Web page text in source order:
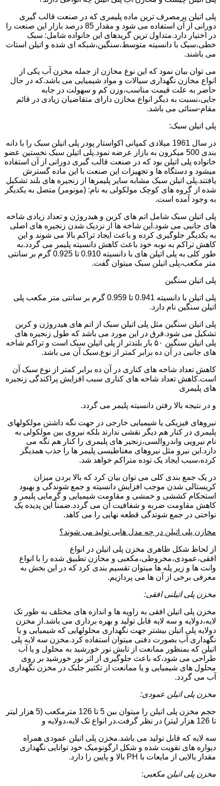
پلی اتیلن پرمصرف ترین ماده پلیمری که در صنعت قالب گیری
دورانی از آن استفاده می شود و مقدار 85 درصد بازار این صنعت را
در اختیار دارد.متداول ترین گریدهای این خانواده شامل: سبک
خطی،سبک با دانسیته متوسط،سنگین،شبکه ای شده و اتیلن استات
می باشند.
می توان بیان نمود که این نوع مخازن از جمله مخزن آب یکی از
انواع مخازن نگهداری سیالات و مواد شیمیایی می باشد.که در حال
حاضر به علت قیمت مناسب،وزن کم و سهولت در جابه
جایی،نسبت به دیگر انواع مخازن دارای متقاضیان زیادی در قائم
مقام-سنائی می باشد.
پلی اتیلن سبک:
در سال 1961 میلادی کمپانی اکواستار پودر پلی اتیلن سبک را با دانه
بندی 500 میکرون به بازار عرضه نمود.پلی اتیلن سبک نخستین عضو
خانواده پلی اتیلن بود که در صنعت قالب گیری دورانی از آن استفاده
میشود و دستگاه ها و تجهیزات این صنعت با این ماده گسترش
یافتند.پلی اتیلن سبک مشابه سایر پلیمرها از زنجیره های بلند تشکیل
شده از گروه های کوچک مولکولی به نام: (مونومر) متصل به یکدیگر
به وجود آمده است.
پلی اتیلن سبک شامل اتم های کربن و هیدروژن و تعداد زیادی شاخه
های جانبی می شود.این شاخه ها از نزدیک شدن زنجیره های اصلی
به یکدیگر جلوگیری کرده و باعث ایجاد تراکم بالا می شوند و این
کاهش تراکم به نوبه خود باعث کاهش دانسیته پلیمر می گردد.به
طور کلی به پلی اتیلن های با دانسیته 0.910 تا 0.925 گرم بر سانتی
متر مکعب،پلی اتیلن سبک میتوان گفت.
پلی اتیلن سنگین
پلی اتیلن با دانسیته 0.941 تا 0.959 گرم بر سانتی متر مکعب پلی
اتیلن سنگین نام دارد.
پلی اتیلن سنگین مثل پلی اتیلن سبک از اتم های هیدروژن و کربن
تشکیل می شود.فرق در این مورد می باشد که طول زنجیره های
پلی اتیلن سنگین ۵۰ بار بلندتر از پلی اتیلن سبک است و تراکم شاخه
های جانبی در آن ده برابر کمتر از نوع.سبک آن می باشد.
کاهش تعداد شاخه های کناری در آن ده برابر کمتر از نوع سبک آن
است.کاهش تعداد شاخه های کناری سبب افزایش پراکندگی زنجیره
های پلیمری
و در نتیجه بالا رفتن دانسیته پلیمر می گردد.
نیروهای فیزیکی یا شیمیایی خارجی در جهت نگه داشتن مولکولهای
پلیمری در کنار هم دیگر نقشی ندارند بلکه نیروی بین مولکولی به
نام نیرویی واندروالسی،زنجیر های پلیمری را کنار هم نگه می
دارد.این نیرو مثل نیروهای مغناطیسی پلیمر ها را جذب همدیگر
کرده،سبب ایجاد یک توده متراکم خواهد شد.
در یک جمع بندی کلی می توان بیان کرد که بالا بردن میزان
کریستالی شدن موجب افزایش دانسیته و جمع شوندگی و بهبود
استحکام کششی و خمشی و مقاومت شیمیایی و گرمایی پلیمر و
کاهش مقاومت ضربه و شفافیت آن می گردد.ضمناً این پدیده یک
نواختی در جمع شوندگی قطعه نهایی را می کاهد.
مخازن پلی اتیلن در چه مدل هایی تولید می شوند؟
از لحاظ شکل ظاهری مخزن پلی اتیلن در انواع
افقی،عمودی،مخروطی،مکعبی و مخازن تطبیق شده را با انواع
وانت ها و زیر پله ها میتوان تقسیم بندی کرد که در این بخش به
معرفی برخی از آن ها می پردازیم.
مخزن پلی اتیلنی افقی:
مخزن پلی اتیلن افقی به زاویه ها و اندازه های مختلف به طور تک
لایه،دولایه و سه لایه قابل تولید و بهره برداری می باشد.از مخزن
دولایه پلی اتیلن بیشتر جهت نگهداری محلولهایی که شیمیایی و یا
نگهداری آب بصورت دفنی میتوان استفاده کرد.مخزن سه لایه پلی
اتیلن که بمنظور ممانعت از تابش نور خورشید به محلول و یا آب
طراحی می شود،که باعث جلوگیری از اثر نور خورشید بر روی
محلول های شیمیایی و یا ممانعت از تکثیر جلبک در مخزن نگهداری
آب می گردد.
مخزن پلی اتیلن عمودی:
حجم مخزن پلی اتیلن را میتوان بین 5 تا 126 مترمکعب (5 هزار لیتر
تا 126 هزار لیتر) در نظر گرفت.در انواع تک لایه،دولایه و
سه لایه که قابل تولید می باشد.مخزن پلی اتیلن عمودی همراه
دیواره های تقویت شده و شکل ارگونومیک خود توانایی نگهداری
مقدار بالایی از مایعات با PH بالا و پایین را دارد.
مخزن پلی اتیلن مکعبی: